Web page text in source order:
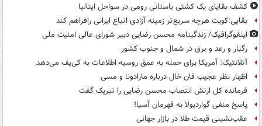
کشف بقایای یک کشتی باستانی رومی در سواحل ایتالیا
بقایی:کویت هرچه سریع‌تر زمینه آزادی اتباع ایرانی رافراهم کند
اینفوگرافیک/ زندگینامه محسن رضایی دبیر شورای عالی امنیت‌ ملی
رگبار و رعد و برق در شمال و جنوب کشور
آتلانتیک: آمریکا برای حمله به عمق روسیه اطلاعات به کی‌یف می‌دهد
اظهار نظر عجیب فان خال درباره مارادونا و مسی
فرمانده کل ارتش انتصاب محسن رضایی را تبریک گفت
پاسخ منفی گواردیولا به قهرمان آسیا!
عقب‌نشینی قیمت طلا در بازار جهانی